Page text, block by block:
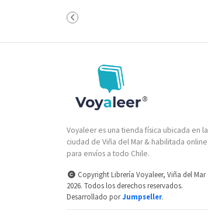
Voyaleer es una tienda física ubicada en la
ciudad de Viña del Mar & habilitada online
para envíos a todo Chile.
Copyright Librería Voyaleer, Viña del Mar
2026. Todos los derechos reservados.
Desarrollado porJumpseller.